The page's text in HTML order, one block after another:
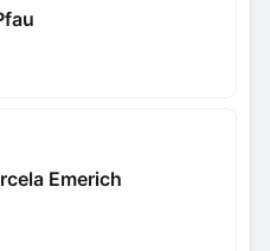
Emerich